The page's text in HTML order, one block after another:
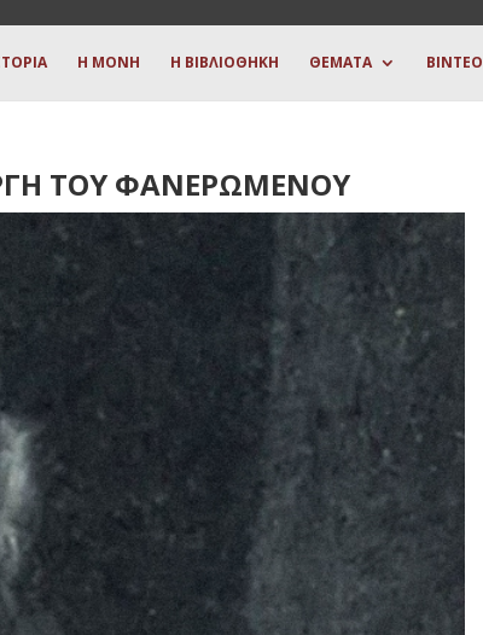
Η ΜΟΝΗ Η ΒΙΒΛΙΟΘΗΚΗ ΘΕΜΑΤΑ ΒΙΝΤΕΟ
ΤΟΥ ΦΑΝΕΡΩΜΕΝΟΥ